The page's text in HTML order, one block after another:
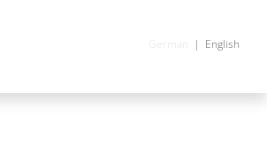
German English